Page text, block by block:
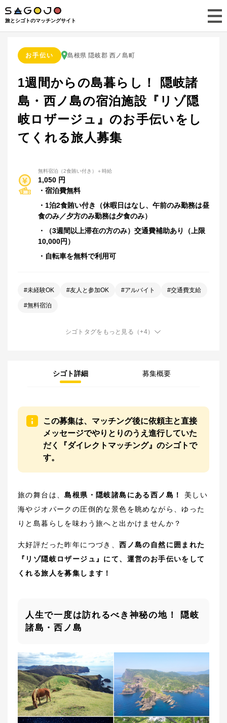
旅とシゴトのマッチングサイト
お手伝い 島根県 隠岐郡 西ノ島町
1週間からの島暮らし！ 隠岐諸
島・西ノ島の宿泊施設『リゾ隠
岐ロザージュ』のお手伝いをし
てくれる旅人募集
無料宿泊（2食賄い付き）＋時給
1,050 円
・1泊2食賄い付き（休暇日はなし、午前のみ勤務は昼
・（3週間以上滞在の方のみ）交通費補助あり（上限
・自転車を無料で利用可
#未経験OK #友人と参加OK #アルバイト #交通費支給
#無料宿泊
シゴトタグをもっと見る （+4）
シゴト詳細 募集概要
この募集は、マッチング後に依頼主と直接
メッセージでやりとりのうえ進行していた
だく『ダイレクトマッチング』のシゴトで
す。
旅の舞台は、島根県・隠岐諸島にある西ノ島！
美しい
海やジオパークの圧倒的な景色を眺めながら、ゆった
りと島暮らしを味わう旅へと出かけませんか？
大好評だった昨年につづき、西ノ島の自然に囲まれた
『リゾ隠岐ロザージュ』にて、運営のお手伝いをして
くれる旅人を募集します！
人生で一度は訪れるべき神秘の地！ 隠岐
諸島・西ノ島